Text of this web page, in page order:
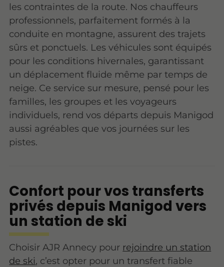
les contraintes de la route. Nos chauffeurs
professionnels, parfaitement formés à la
conduite en montagne, assurent des trajets
sûrs et ponctuels. Les véhicules sont équipés
pour les conditions hivernales, garantissant
un déplacement fluide même par temps de
neige. Ce service sur mesure, pensé pour les
familles, les groupes et les voyageurs
individuels, rend vos départs depuis Manigod
aussi agréables que vos journées sur les
pistes.
Confort pour vos transferts
privés depuis Manigod vers
un station de ski
Choisir AJR Annecy pour rejoindre un station
de ski, c’est opter pour un transfert fiable